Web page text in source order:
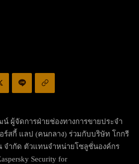
ผู้จัดการฝ่ายช่องทางการขายประจำ
ร์สกี้ แลป (คนกลาง) ร่วมกับบริษัท โกกรี
จำกัด ตัวแทนจำหน่ายโซลูชั่นองค์กร
Security for